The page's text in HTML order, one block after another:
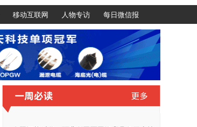
移动互联网 人物专访 每日微信报